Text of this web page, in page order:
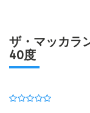
ザ・マッカラ
40度